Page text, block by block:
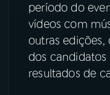
período do
vídeos com
outras edições,
dos candidatos
resultados de